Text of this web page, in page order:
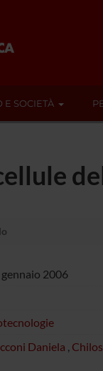
E SOCIETÀ
2006
Daniela ,